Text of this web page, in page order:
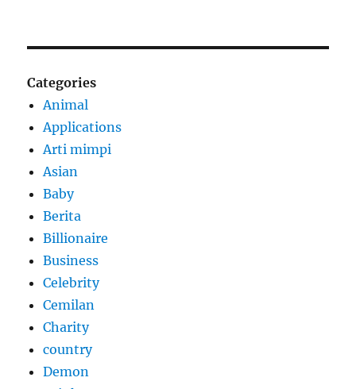
Categories
Animal
Applications
Arti mimpi
Asian
Baby
Berita
Billionaire
Business
Celebrity
Cemilan
Charity
country
Demon